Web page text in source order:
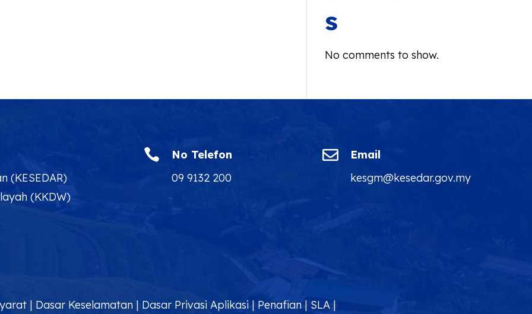
s
No comments to show.
(KESEDAR)
(KKDW)

No Telefon
09 9132 200

Email
kesgm@kesedar.gov.my
| Dasar Keselamatan| Dasar Privasi Aplikasi| Penafian| SLA|